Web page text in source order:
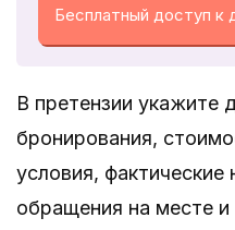
Бесплатный доступ к
В претензии укажите
бронирования,
условия,
обращения на месте